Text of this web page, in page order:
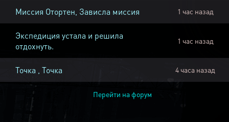
Миссия Отортен, Зависла миссия 1 час назад
Экспедиция устала и решила
отдохнуть.
1 час назад
Точка , Точка 4 часа назад
Перейти на форум